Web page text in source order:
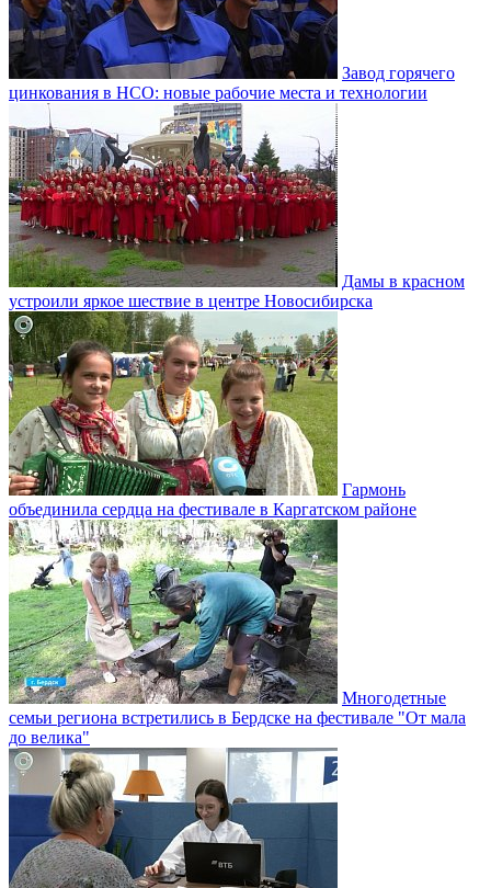
Завод горячего
цинкования в НСО: новые рабочие места и технологии
Дамы в красном
устроили яркое шествие в центре Новосибирска
Гармонь
объединила сердца на фестивале в Каргатском районе
Многодетные
семьи региона встретились в Бердске на фестивале "От мала
до велика"